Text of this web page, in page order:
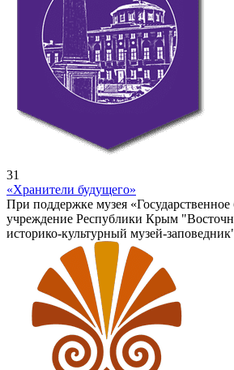
31
«Хранители будущего»
При поддержке музея
учреждение Республики Крым
историко-культурный музей-